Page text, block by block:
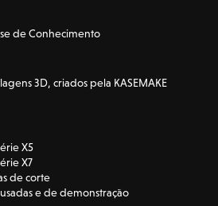
de Conhecimento
3D, criados pela KASEMAKE
X5
X7
de corte
e de demonstração